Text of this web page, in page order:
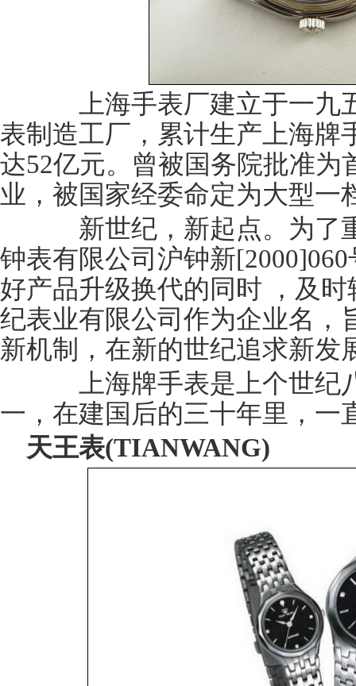
上海手表厂建立于一九
表制造工厂，累计生产上海牌
达52亿元。曾被国务院批准为
业，被国家经委命定为大型一
新世纪，新起点。为了
钟表有限公司沪钟新
好产品升级换代的同时 ，及
纪表业有限公司作为企业名，
新机制，在新的世纪追求新发
上海牌手表是上个世纪
一，在建国后的三十年里，一
天王表(TIANWANG)